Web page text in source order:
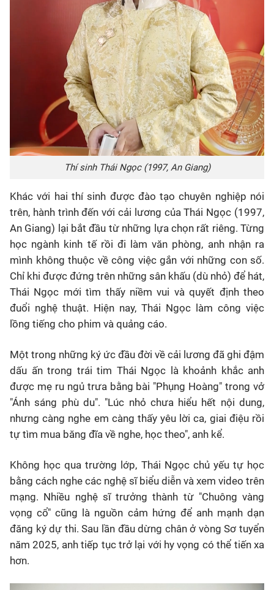
Thí sinh Thái Ngọc (1997, An Giang)
Khác với hai thí sinh được đào tạo chuyên nghiệp nói
trên, hành trình đến với cải lương của Thái Ngọc (1997,
An Giang) lại bắt đầu từ những lựa chọn rất riêng. Từng
học ngành kinh tế rồi đi làm văn phòng, anh nhận ra
mình không thuộc về công việc gắn với những con số.
Chỉ khi được đứng trên những sân khấu (dù nhỏ) để hát,
Thái Ngọc mới tìm thấy niềm vui và quyết định theo
đuổi nghệ thuật. Hiện nay, Thái Ngọc làm công việc
lồng tiếng cho phim và quảng cáo.
Một trong những ký ức đầu đời về cải lương đã ghi đậm
dấu ấn trong trái tim Thái Ngọc là khoảnh khắc anh
được mẹ ru ngủ trưa bằng bài "Phụng Hoàng" trong vở
"Ánh sáng phù du". "Lúc nhỏ chưa hiểu hết nội dung,
nhưng càng nghe em càng thấy yêu lời ca, giai điệu rồi
tự tìm mua băng đĩa về nghe, học theo", anh kể.
Không học qua trường lớp, Thái Ngọc chủ yếu tự học
bằng cách nghe các nghệ sĩ biểu diễn và xem video trên
mạng. Nhiều nghệ sĩ trưởng thành từ "Chuông vàng
vọng cổ" cũng là nguồn cảm hứng để anh mạnh dạn
đăng ký dự thi. Sau lần đầu dừng chân ở vòng Sơ tuyển
năm 2025, anh tiếp tục trở lại với hy vọng có thể tiến xa
hơn.